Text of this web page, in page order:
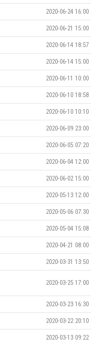
2020-06-24 16:00
2020-06-21 15:00
2020-06-14 18:57
2020-06-14 15:00
2020-06-11 10:00
2020-06-10 18:58
2020-06-10 10:10
2020-06-09 23:00
2020-06-05 07:20
2020-06-04 12:00
2020-06-02 15:00
2020-05-13 12:00
2020-05-06 07:30
2020-05-04 15:08
2020-04-21 08:00
2020-03-31 13:50
2020-03-25 17:00
2020-03-23 16:30
2020-03-22 20:10
2020-03-13 09:22